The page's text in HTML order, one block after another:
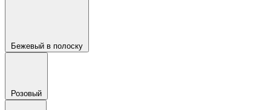
Бежевый в полоску
Розовый